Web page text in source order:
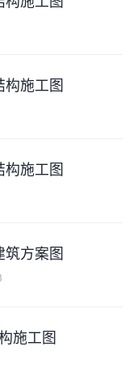
构施工图
构施工图
筑方案图
施工图